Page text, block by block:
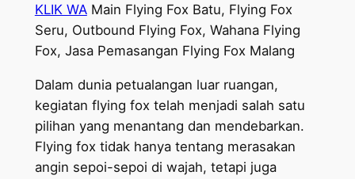
KLIK WAMain Flying Fox Batu, Flying Fox
Seru, Outbound Flying Fox, Wahana Flying
Fox, Jasa Pemasangan Flying Fox Malang
Dalam dunia petualangan luar ruangan,
kegiatan flying fox telah menjadi salah satu
pilihan yang menantang dan mendebarkan.
Flying fox tidak hanya tentang merasakan
angin sepoi-sepoi di wajah, tetapi juga